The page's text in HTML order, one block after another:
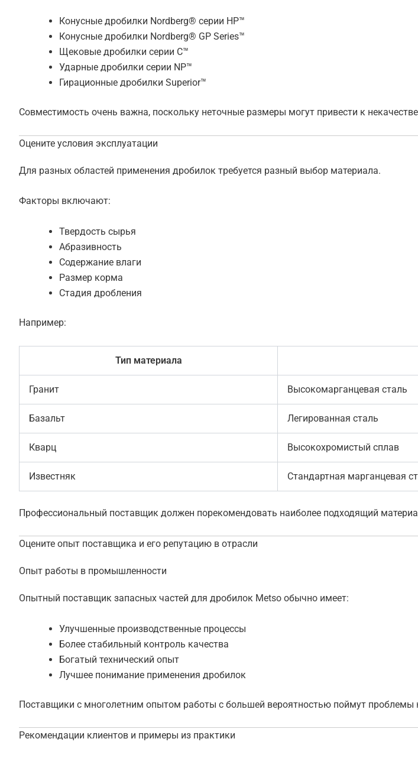
Конусные дробилки Nordberg® серии HP™
Конусные дробилки Nordberg® GP Series™
Щековые дробилки серии C™
Ударные дробилки серии NP™
Гирационные дробилки Superior™
Совместимость очень важна, поскольку неточные размеры могут привести к
Оцените условия эксплуатации
Для разных областей применения дробилок требуется разный выбор материала.
Факторы включают:
Твердость сырья
Абразивность
Содержание влаги
Размер корма
Стадия дробления
Например:
Тип материала
Гранит Высокомарганцевая сталь
Базальт Легированная сталь
Кварц Высокохромистый сплав
Известняк Стандартная марганцевая
Профессиональный поставщик должен порекомендовать наиболее подходящий
Оцените опыт поставщика и его репутацию в отрасли
Опыт работы в промышленности
Опытный поставщик запасных частей для дробилок Metso обычно имеет:
Улучшенные производственные процессы
Более стабильный контроль качества
Богатый технический опыт
Лучшее понимание применения дробилок
Поставщики с многолетним опытом работы с большей вероятностью поймут проблемы
Рекомендации клиентов и примеры из практики